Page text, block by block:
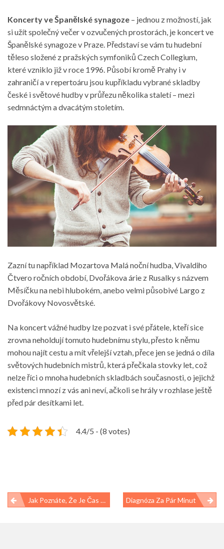
Koncerty ve Španělské synagoze – jednou z možností, jak
si užít společný večer v ozvučených prostorách, je koncert ve
Španělské synagoze v Praze . Představí se vám tu hudební
těleso složené z pražských symfoniků Czech Collegium,
které vzniklo již v roce 1996. Působí kromě Prahy i v
zahraničí a v repertoáru jsou kupříkladu vybrané skladby
české i světové hudby v průřezu několika staletí – mezi
sedmnáctým a dvacátým stoletím.
Zazní tu například Mozartova Malá noční hudba, Vivaldiho
Čtvero ročních období, Dvořákova árie z Rusalky s názvem
Měsíčku na nebi hlubokém, anebo velmi působivé Largo z
Dvořákovy Novosvětské.
Na koncert vážné hudby lze pozvat i své přátele, kteří sice
zrovna neholdují tomuto hudebnímu stylu, přesto k němu
mohou najít cestu a mít vřelejší vztah, přece jen se jedná o díla
světových hudebních mistrů, která přečkala stovky let, což
nelze říci o mnoha hudebních skladbáchsoučasnosti, o jejichž
existenci mnozí z vás ani neví, ačkoli se hrály v rozhlase ještě
před pár desítkami let.
4.4/5 - (8 votes)
Navigace
Jak Poznáte, Že Je Čas Vyměnit Starou Matraci Za Novou? I Matrace Se Musí Pravidelně Měnit! Diagnóza Za Pár Minut